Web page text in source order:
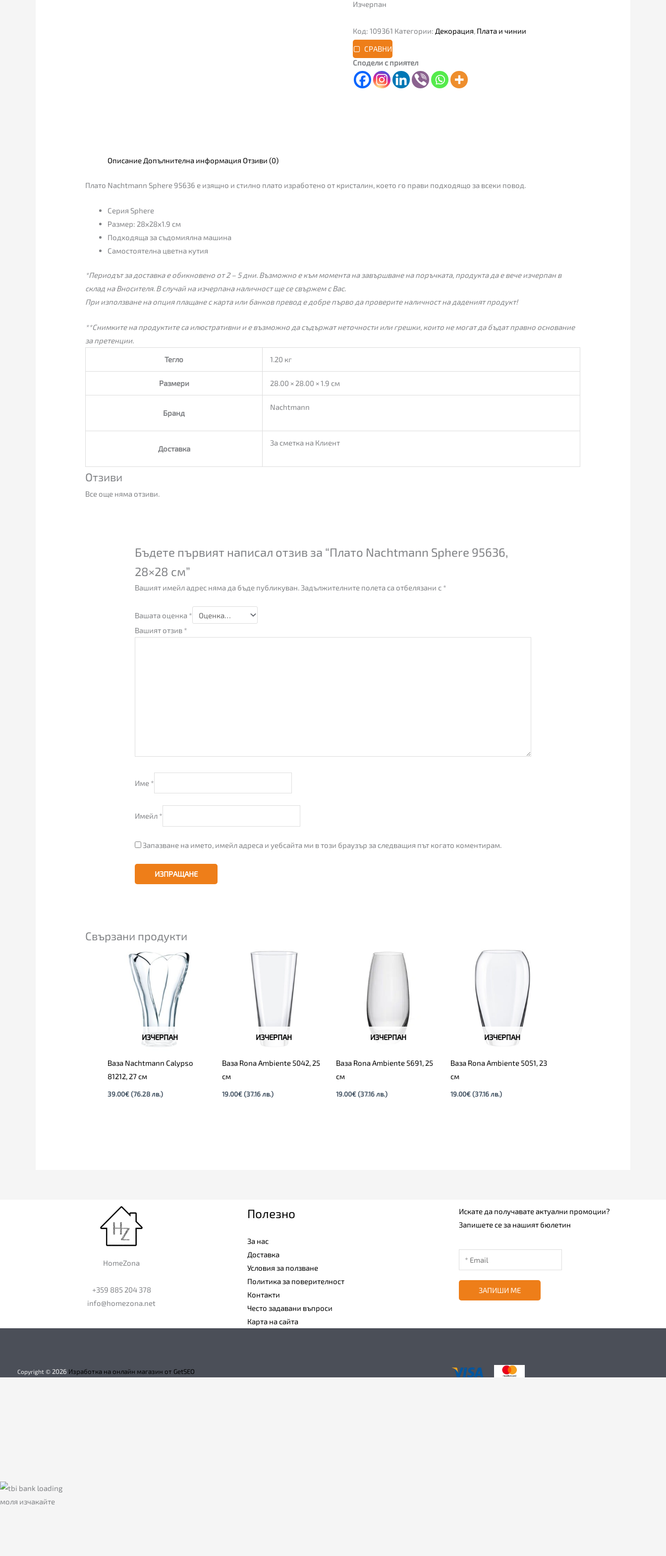
Изчерпан
Код: 109361 Категории: Декорация Плата и чинии
СРАВНИ
Сподели с приятел
Описание Допълнителна информация Отзиви (0)
Плато Nachtmann Sphere 95636 е изящно и стилно плато изработено от кристалин, което го прави подходящо за всеки повод.
Серия Sphere
Размер: 28x28x1.9 см
Подходяща за съдомиялна машина
Самостоятелна цветна кутия
*Периодът за доставка е обикновено от 2 – 5 дни. Възможно е към момента на завършване на поръчката, продукта да е вече изчерпан в
склад на Вносителя. В случай на изчерпана наличност ще се свържем с Вас.
При използване на опция плащане с карта или банков превод е добре първо да проверите наличност на даденият продукт!
**Снимките на продуктите са илюстративни и е възможно да съдържат неточности или грешки, които не могат да бъдат правно основание
за претенции.
Тегло 1.20 кг
Размери 28.00 × 28.00 × 1.9 см
Бранд
Nachtmann
Доставка
За сметка на Клиент
Отзиви
Все още няма отзиви.
Бъдете първият написал отзив за “Плато Nachtmann Sphere 95636,
28×28 см”
Вашият имейл адрес няма да бъде публикуван. Задължителните полета са отбелязани с *
Вашата оценка *
Вашият отзив *
Име *
Имейл *
Запазване на името, имейл адреса и уебсайта ми в този браузър за следващия път когато коментирам.
Свързани продукти
ИЗЧЕРПАН
Ваза Nachtmann Calypso
81212, 27 см
39.00€(76.28 лв.)
ИЗЧЕРПАН
Ваза Rona Ambiente 5042, 25
см
19.00€ (37.16 лв.)
ИЗЧЕРПАН
Ваза Rona Ambiente 5691, 25
см
19.00€(37.16 лв.)
ИЗЧЕРПАН
Ваза Rona Ambiente 5051, 23
см
19.00€ (37.16 лв.)
HomeZona
+359 885 204 378
info@homezona.net
Полезно
За нас
Доставка
Условия за ползване
Политика за поверителност
Контакти
Често задавани въпроси
Карта на сайта
Искате да получавате актуални промоции?
Запишете се за нашият бюлетин
ЗАПИШИ МЕ
Copyright © 2026 Изработка на онлайн магазин от GetSEO
моля изчакайте